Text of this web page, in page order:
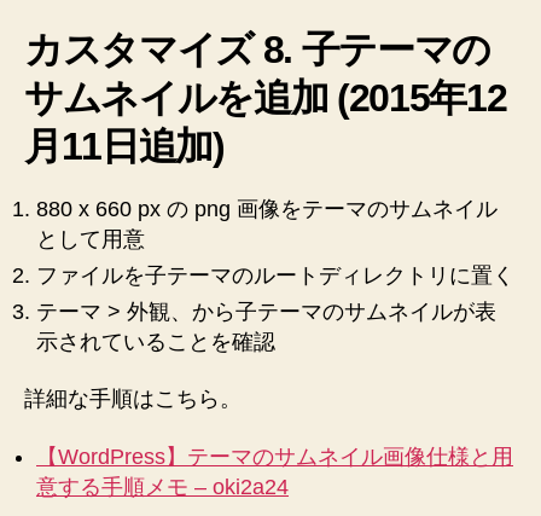
カスタマイズ 8. 子テーマの
サムネイルを追加 (2015年12
月11日追加)
880 x 660 px の png 画像をテーマのサムネイル
として用意
ファイルを子テーマのルートディレクトリに置く
テーマ > 外観、から子テーマのサムネイルが表
示されていることを確認
詳細な手順はこちら。
【WordPress】テーマのサムネイル画像仕様と用
意する手順メモ – oki2a24